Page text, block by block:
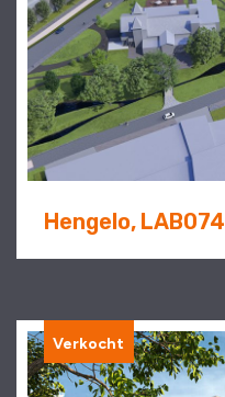
Hengelo, LAB074
Verkocht